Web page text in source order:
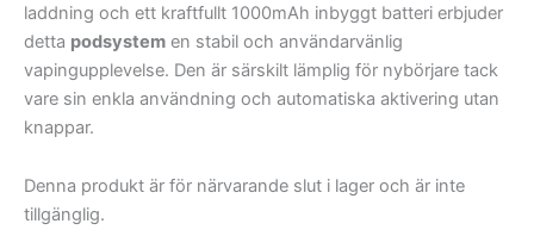
laddning och ett kraftfullt 1000mAh inbyggt batteri erbjuder
detta podsystem en stabil och användarvänlig
vapingupplevelse. Den är särskilt lämplig för nybörjare tack
vare sin enkla användning och automatiska aktivering utan
knappar.
Denna produkt är för närvarande slut i lager och är inte
tillgänglig.